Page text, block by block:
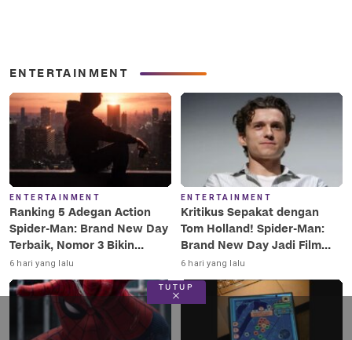
ENTERTAINMENT
ENTERTAINMENT
Ranking 5 Adegan Action
Spider-Man: Brand New Day
Terbaik, Nomor 3 Bikin
Terkesima!
6 hari yang lalu
ENTERTAINMENT
Kritikus Sepakat dengan
Tom Holland! Spider-Man:
Brand New Day Jadi Film
Terbaik Era MCU
6 hari yang lalu
TUTUP